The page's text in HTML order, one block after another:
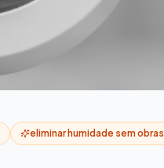
eliminar humidade sem obras